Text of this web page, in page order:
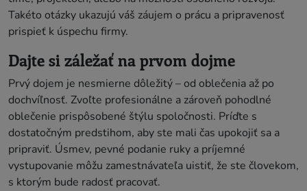
Takéto otázky ukazujú váš záujem o prácu a pripravenosť
prispieť k úspechu firmy.
Dajte si záležať na prvom dojme
Prvý dojem je nesmierne dôležitý – od oblečenia až po
dochvíľnosť. Zvoľte profesionálne a zároveň pohodlné
oblečenie prispôsobené štýlu spoločnosti. Príďte s
dostatočným predstihom, aby ste mali čas upokojiť sa a
pripraviť. Úsmev, pevné podanie ruky a príjemné
vystupovanie môžu zamestnávateľa uistiť, že ste človekom,
s ktorým bude radosť pracovať.